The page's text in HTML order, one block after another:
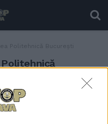
Politehnică București
de la Colegiul
Hurmuzachi”